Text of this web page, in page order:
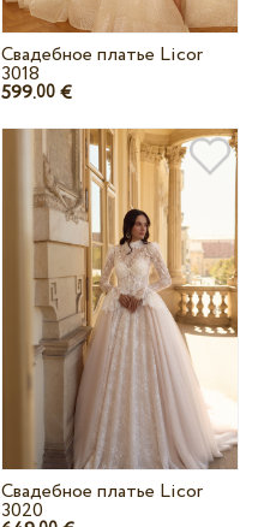
Свадебное платье Licor
3018
599.00 €
Свадебное платье Licor
3020